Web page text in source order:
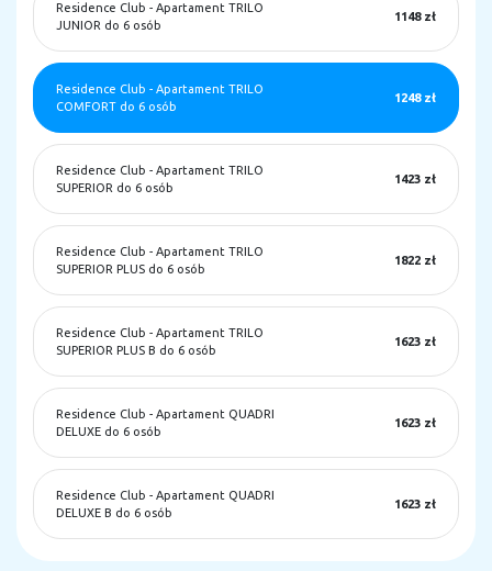
Residence Club - Apartament TRILO
JUNIOR do 6 osób
1148 zł
Residence Club - Apartament TRILO
COMFORT do 6 osób
1248 zł
Residence Club - Apartament TRILO
SUPERIOR do 6 osób
1423 zł
Residence Club - Apartament TRILO
SUPERIOR PLUS do 6 osób
1822 zł
Residence Club - Apartament TRILO
SUPERIOR PLUS B do 6 osób
1623 zł
Residence Club - Apartament QUADRI
DELUXE do 6 osób
1623 zł
Residence Club - Apartament QUADRI
DELUXE B do 6 osób
1623 zł